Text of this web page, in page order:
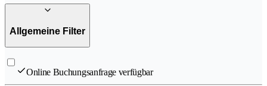
Allgemeine Filter
Online Buchungsanfrage verfügbar